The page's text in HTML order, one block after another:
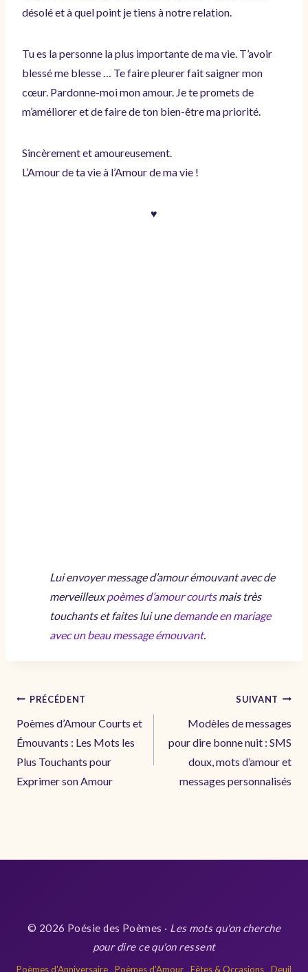
désolé et à quel point je tiens à notre relation.
Tu es la personne la plus importante de ma vie. T’avoir
blessé me blesse … Te faire pleurer fait saigner mon
cœur. Pardonne-moi mon amour. Je te promets de
m’améliorer et de faire de ton bien-être ma priorité.
Sincèrement et amoureusement.
L’Amour de ta vie à l’Amour de ma vie !
♥
Lui envoyer message d’amour émouvant avec de
merveilleuxpoèmes d’amour courtsmais très
touchants et faites lui unedemande en mariage
avec un beau message émouvant.
Navigation
de
l’article
PRÉCÉDENT
Poèmes d’Amour Courts et
Émouvants : Les Mots les
Plus Touchants pour
Exprimer son Amour
SUIVANT
Modèles de messages
pour dire bonne nuit : SMS
doux, mots d’amour et
messages personnalisés
© 2026 Poésie des Poèmes · Les mots qu'on cherche
pour dire ce qu'on ressent
Poèmes d'Anniversaire Poèmes d'Amour · Fêtes & Occasions · Deuil